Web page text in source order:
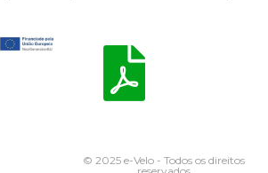
© 2025 e-Velo - Todos os direitos